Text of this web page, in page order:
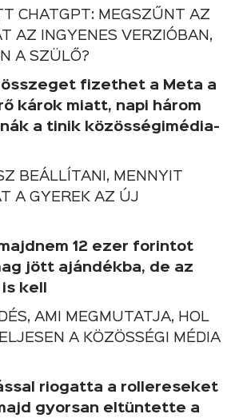
CHATGPT: MEGSZŰNT AZ
AZ INGYENES VERZIÓBAN,
A SZÜLŐ?
összeget fizethet a Meta a
károk miatt, napi három
a tinik közösségimédia-
BEÁLLÍTANI, MENNYIT
A GYEREK AZ ÚJ
12 ezer forintot
jött ajándékba, de az
kell
AMI MEGMUTATJA, HOL
A KÖZÖSSÉGI MÉDIA
riogatta a rollereseket
gyorsan eltüntette a